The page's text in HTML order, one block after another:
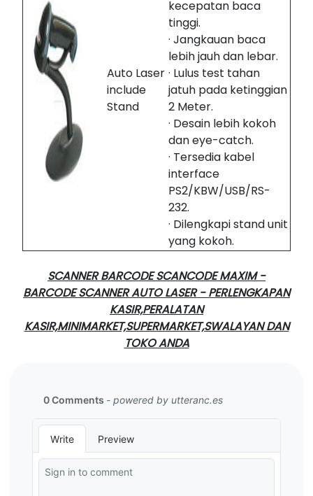
Auto Laser
include
Stand
kecepatan baca
tinggi.
· Jangkauan baca
lebih jauh dan lebar.
· Lulus test tahan
jatuh pada ketinggian
2 Meter.
· Desain lebih kokoh
dan eye-catch.
· Tersedia kabel
interface
PS2/KBW/USB/RS-
232.
· Dilengkapi stand unit
yang kokoh.
SCANNER BARCODE SCANCODE MAXIM -
BARCODE SCANNER AUTO LASER - PERLENGKAPAN
KASIR,PERALATAN
KASIR,MINIMARKET,SUPERMARKET,SWALAYAN DAN
TOKO ANDA